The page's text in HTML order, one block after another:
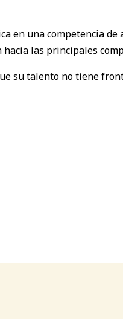
en una competencia
las principales
su talento no tiene